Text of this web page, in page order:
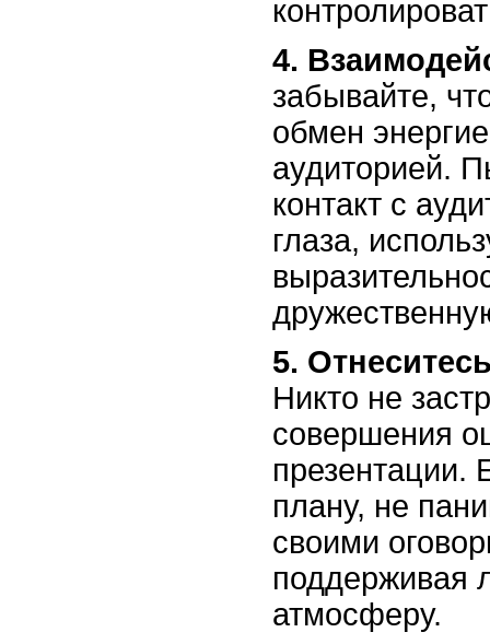
4.
забывайте,
обмен
аудиторией.
контакт с
глаза,
5.
Никто не
совершения
презентации.
плану, не
своими
поддерживая
атмосферу.